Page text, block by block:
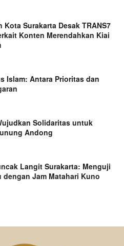
Kota Surakarta Desak TRANS7
Konten Merendahkan Kiai
Islam: Antara Prioritas dan
Solidaritas untuk
Andong
Langit Surakarta: Menguji
dengan Jam Matahari Kuno